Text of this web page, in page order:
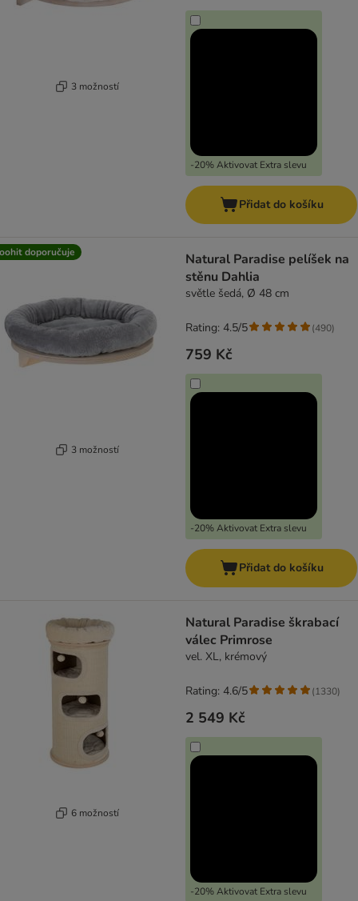
3 možností
-20% Aktivovat Extra slevu
Přidat do košíku
doporučuje
3 možností
Natural Paradise pelíšek na
stěnu Dahlia
světle šedá, Ø 48 cm
759 Kč
-20% Aktivovat Extra slevu
Rating: 4.5/5 (490)
Přidat do košíku
6 možností
Natural Paradise škrabací
válec Primrose
vel. XL, krémový
2 549 Kč
-20% Aktivovat Extra slevu
Rating: 4.6/5 (1330)